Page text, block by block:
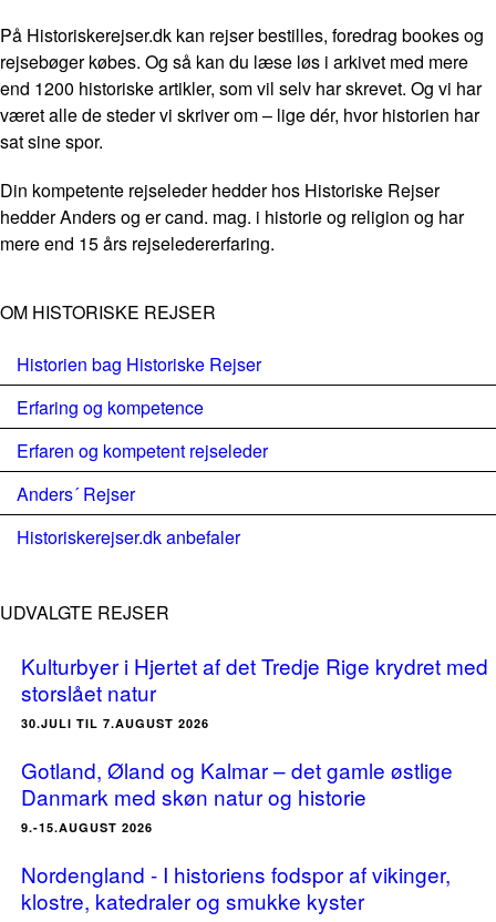
På Historiskerejser.dk kan rejser bestilles, foredrag bookes og
rejsebøger købes. Og så kan du læse løs i arkivet med mere
end 1200 historiske artikler, som vil selv har skrevet. Og vi har
været alle de steder vi skriver om – lige dér, hvor historien har
sat sine spor.
Din kompetente rejseleder hedder hos Historiske Rejser
hedder Anders og er cand. mag. i historie og religion og har
mere end 15 års rejseledererfaring.
OM HISTORISKE REJSER
Historien bag Historiske Rejser
Erfaring og kompetence
Erfaren og kompetent rejseleder
Anders´ Rejser
Historiskerejser.dk anbefaler
UDVALGTE REJSER
Kulturbyer i Hjertet af det Tredje Rige krydret med
storslået natur
30.JULI TIL 7.AUGUST 2026
Gotland, Øland og Kalmar – det gamle østlige
Danmark med skøn natur og historie
9.-15.AUGUST 2026
Nordengland - I historiens fodspor af vikinger,
klostre, katedraler og smukke kyster